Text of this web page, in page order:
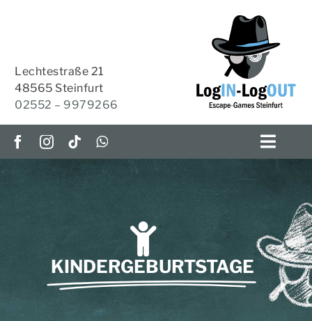
Lechtestraße 21
48565 Steinfurt
02552 – 9979266
ESCAPE-ROOMS
OUTDOOR-ESCAPE
HOME-ESCAPES
KRIMI-TISCH
KINDERGEBURTSTAGE